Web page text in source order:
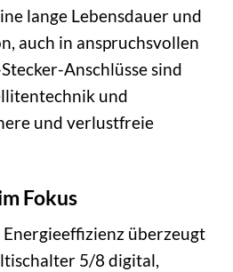
lange Lebensdauer und
auch in anspruchsvollen
Anschlüsse sind
und
und verlustfreie
Fokus
überzeugt
5/8 digital,